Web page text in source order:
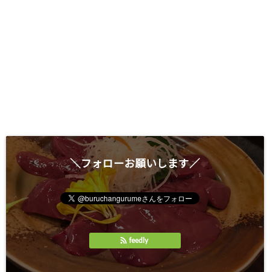
＼フォローお願いします／
feedly